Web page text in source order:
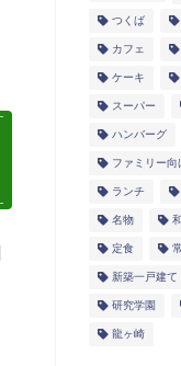
つくば
カフェ
ケーキ
スーパー
ハンバーグ
ファミリー向
ランチ
名物
定食
新築一戸建て
研究学園
龍ヶ崎